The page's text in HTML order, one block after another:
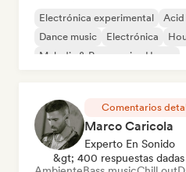
Electrónica experimental Acid
Dance music
Electrónica
Melodic & Progressive House
Comentarios
Marco Caricola
Experto En Sonido
&gt; 400 respuestas dadas